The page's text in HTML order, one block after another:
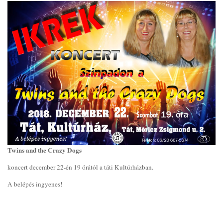
Twins and the Crazy Dogs
koncert december 22-én 19 órától a táti Kultúrházban.
A belépés ingyenes!